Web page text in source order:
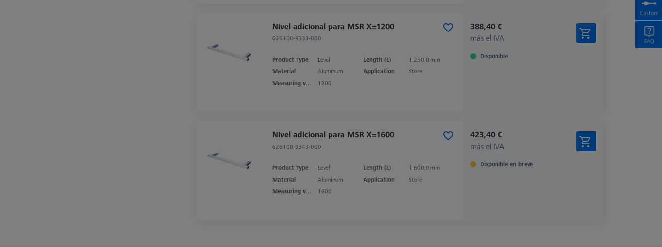
Nivel adicional para MSR X=1200
626100-9333-000
Product Type Level Length (L)
1.250,0 mm
Material
Aluminum Application
Store
Measuring volume X axis
1200
388,40 €
más el IVA
Disponible
Nivel adicional para MSR X=1600
626100-9343-000
Product Type Level Length (L)
1.600,0 mm
Material
Aluminum Application
Store
Measuring volume X axis
1600
423,40 €
más el IVA
Disponible en breve